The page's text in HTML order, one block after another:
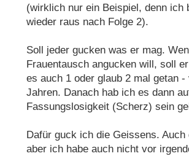
(wirklich nur ein Beispiel, denn ich
wieder raus nach Folge 2).
Soll jeder gucken was er mag.
Frauentausch angucken will, soll
es auch 1 oder glaub 2 mal getan
Jahren. Danach hab ich es dann
Fassungslosigkeit (Scherz) sein
Dafür guck ich die Geissens. Auch
aber ich habe auch nicht vor